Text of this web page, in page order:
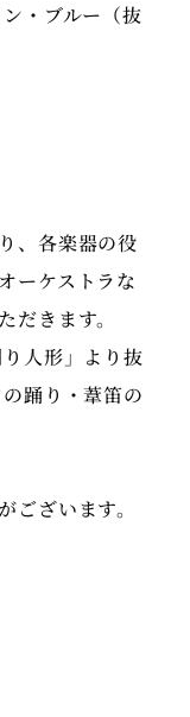
・ブルー（抜
、各楽器の役
ーケストラな
だきます。
人形」より抜
踊り・葦笛の
ざいます。